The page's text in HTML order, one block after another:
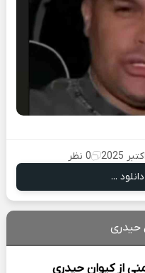
0 نظر
...
حیدری
ازکیوان حیدری